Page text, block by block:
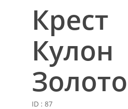
Крест
Кулон
Золото
ID : 87